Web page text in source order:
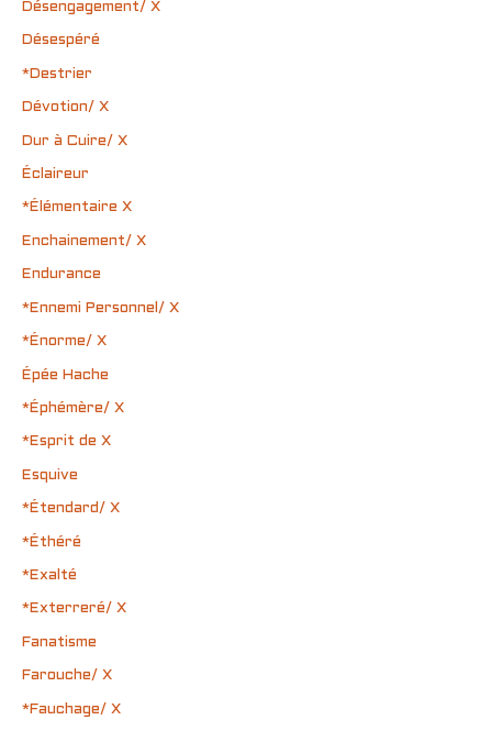
Désengagement/ X
Désespéré
*Destrier
Dévotion/ X
Dur à Cuire/ X
Éclaireur
*Élémentaire X
Enchainement/ X
Endurance
*Ennemi Personnel/ X
*Énorme/ X
Épée Hache
*Éphémère/ X
*Esprit de X
Esquive
*Étendard/ X
*Éthéré
*Exalté
*Exterreré/ X
Fanatisme
Farouche/ X
*Fauchage/ X